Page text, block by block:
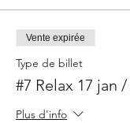
Vente expirée
Type de billet
#7 Relax 17 jan
Plus d'info